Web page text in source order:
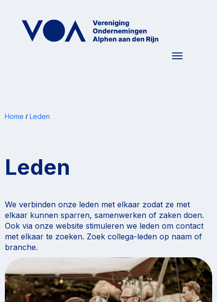
Toggle
Home / Leden
Leden
We verbinden onze leden met elkaar zodat ze met
elkaar kunnen sparren, samenwerken of zaken doen.
Ook via onze website stimuleren we leden om contact
met elkaar te zoeken. Zoek collega-leden op naam of
branche.